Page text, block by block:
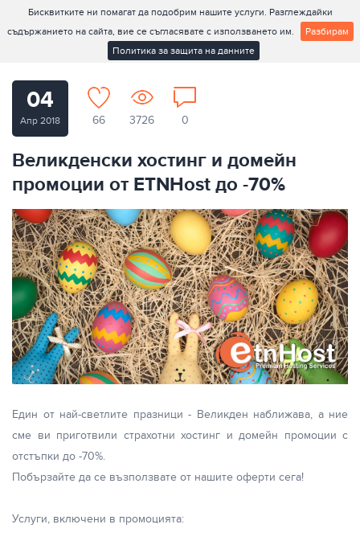
Бисквитките ни помагат да подобрим нашите услуги. Разглеждайки
съдържанието на сайта, вие се съгласявате с използването им.
Разбирам
Политика за защита на данните
04
Апр 2018 66 3726 0
Великденски хостинг и домейн
промоции от ETNHost до -70%
Един от най-светлите празници - Великден наближава, а ние
сме ви приготвили страхотни хостинг и домейн промоции с
отстъпки до -70%.
Побързайте да се възползвате от нашите оферти сега!
Услуги, включени в промоцията: